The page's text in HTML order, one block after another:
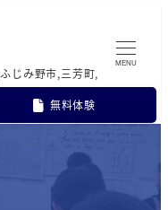
じみ野市,三芳町,
無料体験
MENU